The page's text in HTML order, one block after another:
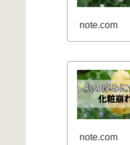
note.com
note.com